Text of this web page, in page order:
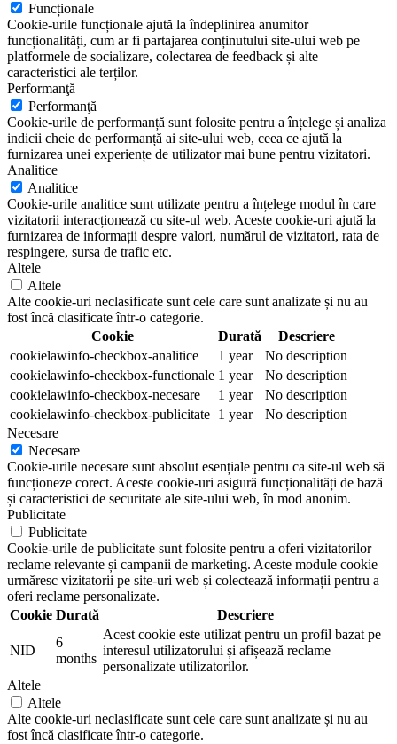
Funcționale
Cookie-urile funcționale ajută la îndeplinirea anumitor
funcționalități, cum ar fi partajarea conținutului site-ului web pe
platformele de socializare, colectarea de feedback și alte
caracteristici ale terților.
Performanţă
Performanţă
Cookie-urile de performanță sunt folosite pentru a înțelege și analiza
indicii cheie de performanță ai site-ului web, ceea ce ajută la
furnizarea unei experiențe de utilizator mai bune pentru vizitatori.
Analitice
Analitice
Cookie-urile analitice sunt utilizate pentru a înțelege modul în care
vizitatorii interacționează cu site-ul web. Aceste cookie-uri ajută la
furnizarea de informații despre valori, numărul de vizitatori, rata de
respingere, sursa de trafic etc.
Altele
Altele
Alte cookie-uri neclasificate sunt cele care sunt analizate și nu au
fost încă clasificate într-o categorie.
Cookie
Durată
Descriere
cookielawinfo-checkbox-analitice
1 year
No description
cookielawinfo-checkbox-functionale 1 year
No description
cookielawinfo-checkbox-necesare
1 year
No description
cookielawinfo-checkbox-publicitate 1 year
No description
Necesare
Necesare
Cookie-urile necesare sunt absolut esențiale pentru ca site-ul web să
funcționeze corect. Aceste cookie-uri asigură funcționalități de bază
și caracteristici de securitate ale site-ului web, în mod anonim.
Publicitate
Publicitate
Cookie-urile de publicitate sunt folosite pentru a oferi vizitatorilor
reclame relevante și campanii de marketing. Aceste module cookie
urmăresc vizitatorii pe site-uri web și colectează informații pentru a
oferi reclame personalizate.
Cookie Durată Descriere
NID
6
months
Acest cookie este utilizat pentru un profil bazat pe
interesul utilizatorului și afișează reclame
personalizate utilizatorilor.
Altele
Altele
Alte cookie-uri neclasificate sunt cele care sunt analizate și nu au
fost încă clasificate într-o categorie.